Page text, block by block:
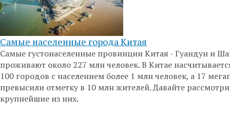
Самые населенные города Китая
Самые густонаселенные провинции Китая - Гуандун и
проживают около 227 млн человек. В Китае
100 городов с населением более 1 млн человек, а 17
превысили отметку в 10 млн жителей. Давайте
крупнейшие из них.